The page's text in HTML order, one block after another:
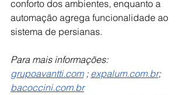
conforto dos ambientes, enquanto a
automação agrega funcionalidade ao
sistema de persianas.
Para mais informações:
grupoavantti.com ; expalum.com.br;
bacoccini.com.br